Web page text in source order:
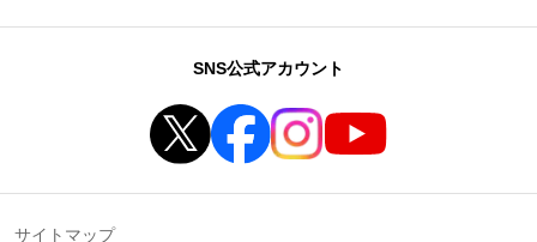
SNS公式アカウント
サイトマップ